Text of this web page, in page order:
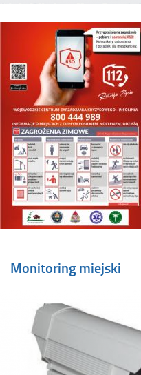
Monitoring miejski